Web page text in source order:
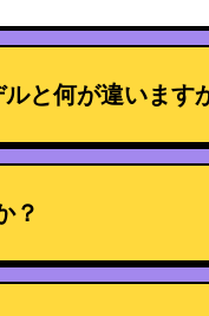
と何が違います
？